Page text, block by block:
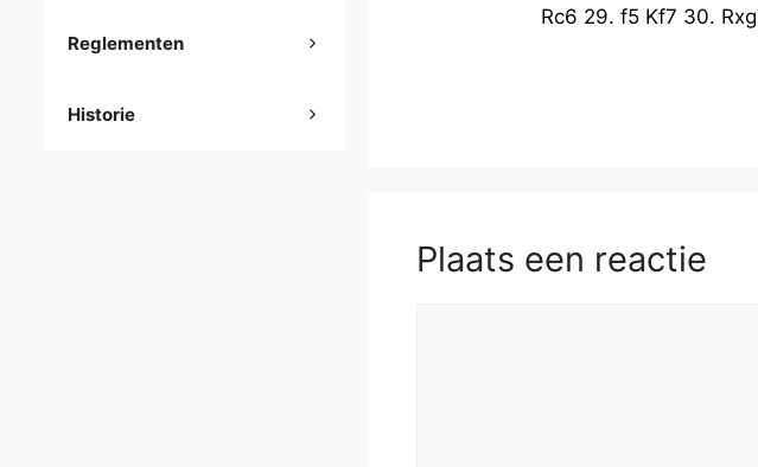
Rc6 29. f5 Kf7 30.
Plaats een reactie
Reglementen
Historie